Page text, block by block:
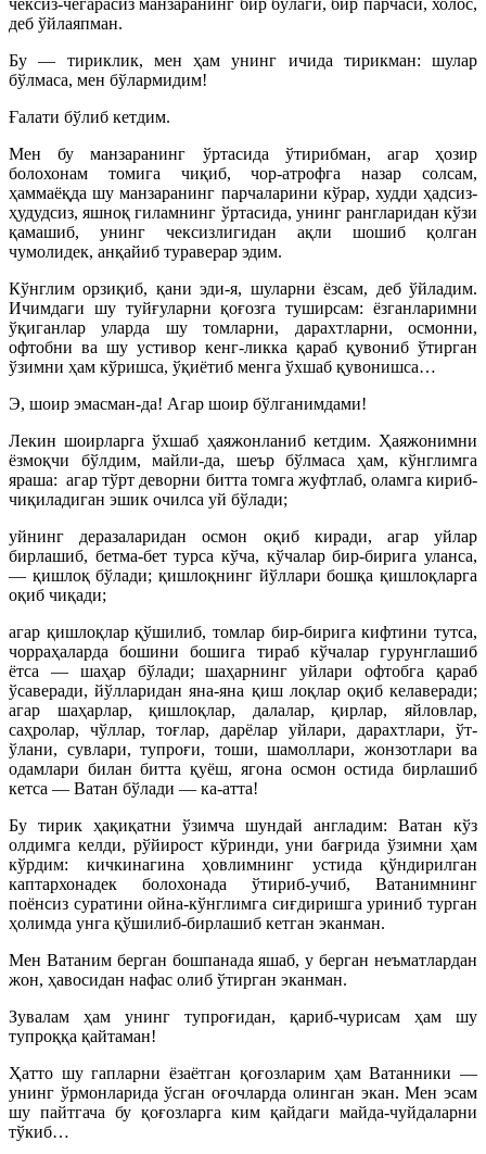
чексиз-чегарасиз манзаранинг бир бўлаги, бир парчаси, холос,
деб ўйлаяпман.
Бу — тириклик, мен ҳам унинг ичида тирикман: шулар
бўлмаса, мен бўлармидим!
Ғалати бўлиб кетдим.
Мен бу манзаранинг ўртасида ўтирибман, агар ҳозир
болохонам томига чиқиб, чор-атрофга назар солсам,
ҳаммаёқда шу манзаранинг парчаларини кўрар, худди ҳадсиз-
ҳудудсиз, яшноқ гиламнинг ўртасида, унинг рангларидан кўзи
қамашиб, унинг чексизлигидан ақли шошиб қолган
чумолидек, анқайиб тураверар эдим.
Кўнглим орзиқиб, қани эди-я, шуларни ёзсам, деб ўйладим.
Ичимдаги шу туйғуларни қоғозга туширсам: ёзганларимни
ўқиганлар уларда шу томларни, дарахтларни, осмонни,
офтобни ва шу устивор кенг-ликка қараб қувониб ўтирган
ўзимни ҳам кўришса, ўқиётиб менга ўхшаб қувонишса…
Э, шоир эмасман-да! Агар шоир бўлганимдами!
Лекин шоирларга ўхшаб ҳаяжонланиб кетдим. Ҳаяжонимни
ёзмоқчи бўлдим, майли-да, шеър бўлмаса ҳам, кўнглимга
яраша: агар тўрт деворни битта томга жуфтлаб, оламга кириб-
чиқиладиган эшик очилса уй бўлади;
уйнинг деразаларидан осмон оқиб киради, агар уйлар
бирлашиб, бетма-бет турса кўча, кўчалар бир-бирига уланса,
— қишлоқ бўлади; қишлоқнинг йўллари бошқа қишлоқларга
оқиб чиқади;
агар қишлоқлар қўшилиб, томлар бир-бирига кифтини тутса,
чорраҳаларда бошини бошига тираб кўчалар гурунглашиб
ётса — шаҳар бўлади; шаҳарнинг уйлари офтобга қараб
ўсаверади, йўлларидан яна-яна қиш лоқлар оқиб келаверади;
агар шаҳарлар, қишлоқлар, далалар, қирлар, яйловлар,
саҳролар, чўллар, тоғлар, дарёлар уйлари, дарахтлари, ўт-
ўлани, сувлари, тупроғи, тоши, шамоллари, жонзотлари ва
одамлари билан битта қуёш, ягона осмон остида бирлашиб
кетса — Ватан бўлади — ка-атта!
Бу тирик ҳақиқатни ўзимча шундай англадим: Ватан кўз
олдимга келди, рўйирост кўринди, уни бағрида ўзимни ҳам
кўрдим: кичкинагина ҳовлимнинг устида қўндирилган
каптархонадек болохонада ўтириб-учиб, Ватанимнинг
поёнсиз суратини ойна-кўнглимга сиғдиришга уриниб турган
ҳолимда унга қўшилиб-бирлашиб кетган эканман.
Мен Ватаним берган бошпанада яшаб, у берган неъматлардан
жон, ҳавосидан нафас олиб ўтирган эканман.
Зувалам ҳам унинг тупроғидан, қариб-чурисам ҳам шу
тупроққа қайтаман!
Ҳатто шу гапларни ёзаётган қоғозларим ҳам Ватанники —
унинг ўрмонларида ўсган оғочларда олинган экан. Мен эсам
шу пайтгача бу қоғозларга ким қайдаги майда-чуйдаларни
тўкиб…